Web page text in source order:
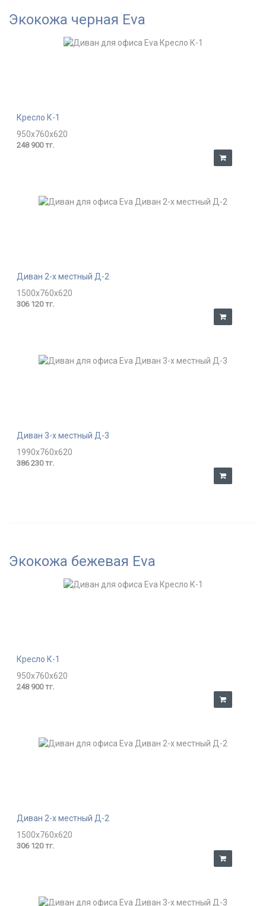
Экокожа черная Eva
Кресло К-1
950x760x620
248 900 тг.
Диван 2-х местный Д-2
1500x760x620
306 120 тг.
Диван 3-х местный Д-3
1990x760x620
386 230 тг.
Экокожа бежевая Eva
Кресло К-1
950x760x620
248 900 тг.
Диван 2-х местный Д-2
1500x760x620
306 120 тг.